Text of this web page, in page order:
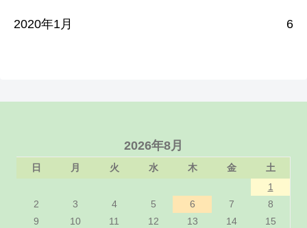
2020年1月 6
2026年8月
日 月 火 水 木 金
土
1
2
3 4 5 6 7
8
9
10 11 12 13 14
15